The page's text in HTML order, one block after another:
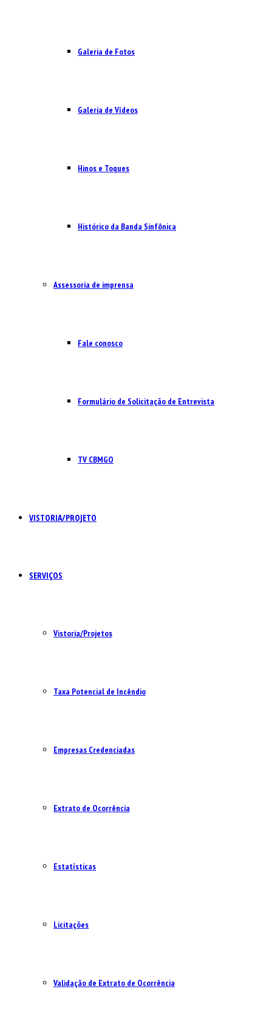
Galeria de Fotos
Galeria de Vídeos
Hinos e Toques
Histórico da Banda Sinfônica
Assessoria de imprensa
Fale conosco
Formulário de Solicitação de Entrevista
TV CBMGO
VISTORIA/PROJETO
SERVIÇOS
Vistoria/Projetos
Taxa Potencial de Incêndio
Empresas Credenciadas
Extrato de Ocorrência
Estatísticas
Licitações
Validação de Extrato de Ocorrência